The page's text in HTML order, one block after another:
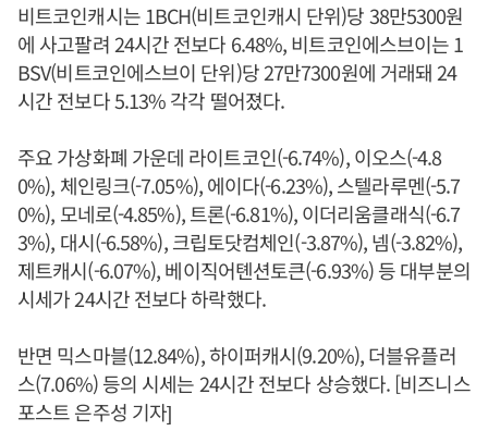
비트코인캐시는 1BCH(비트코인캐시 단위)당 38만5300원
에 사고팔려 24시간 전보다 6.48%, 비트코인에스브이는 1
BSV(비트코인에스브이 단위)당 27만7300원에 거래돼 24
시간 전보다 5.13% 각각 떨어졌다.
주요 가상화폐 가운데 라이트코인(-6.74%), 이오스(-4.8
0%), 체인링크(-7.05%), 에이다(-6.23%), 스텔라루멘(-5.7
0%), 모네로(-4.85%), 트론(-6.81%), 이더리움클래식(-6.7
3%), 대시(-6.58%), 크립토닷컴체인(-3.87%), 넴(-3.82%),
제트캐시(-6.07%), 베이직어톈션토큰(-6.93%) 등 대부분의
시세가 24시간 전보다 하락했다.
반면 믹스마블(12.84%), 하이퍼캐시(9.20%), 더블유플러
스(7.06%) 등의 시세는 24시간 전보다 상승했다. [비즈니스
포스트 은주성 기자]